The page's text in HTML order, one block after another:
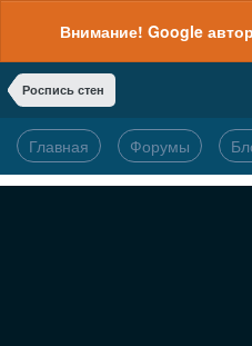
Внимание! Google
Роспись стен
Главная Форумы